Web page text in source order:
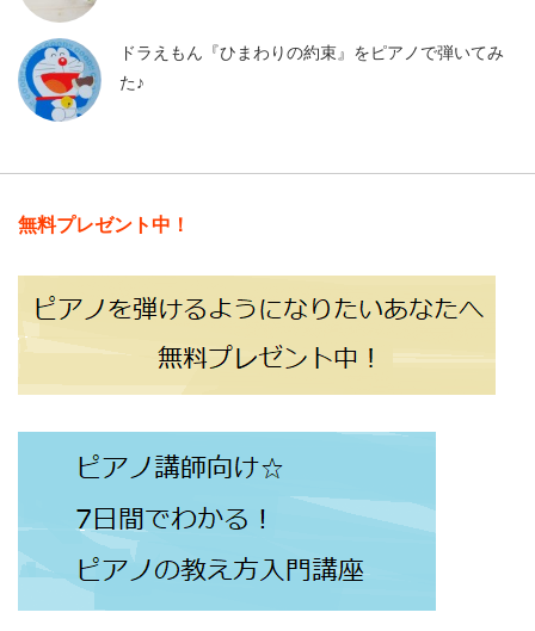
ドラえもん『ひまわりの約束』をピアノで弾いてみ
た♪
無料プレゼント中！